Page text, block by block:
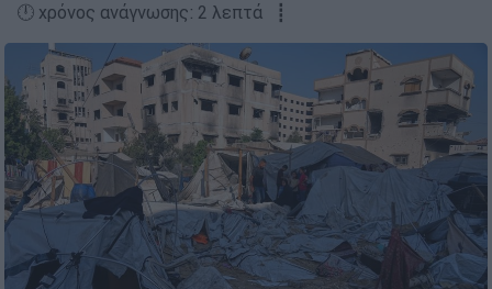
🕛 χρόνος ανάγνωσης: 2 λεπτά ┋